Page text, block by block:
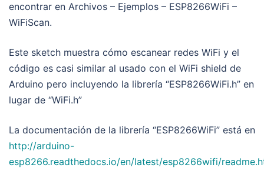
encontrar en Archivos – Ejemplos – ESP8266WiFi –
WiFiScan.
Este sketch muestra cómo escanear redes WiFi y el
código es casi similar al usado con el WiFi shield de
Arduino pero incluyendo la librería “ESP8266WiFi.h” en
lugar de “WiFi.h”
La documentación de la librería “ESP8266WiFi” está en
http://arduino-
esp8266.readthedocs.io/en/latest/esp8266wifi/